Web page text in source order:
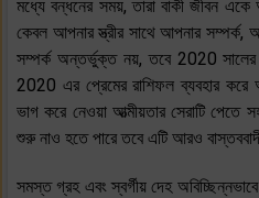
মধ্যে বন্ধনের সময়, তারা বাকী জীবন
কেবল আপনার স্ত্রীর সাথে আপনার সম্পর্ক,
সম্পর্ক অন্তর্ভুক্ত নয়, তবে 2020
2020 এর প্রেমের রাশিফল ​​ব্যবহার করে
ভাগ করে নেওয়া আত্মীয়তার সেরাটি পেতে
শুরু নাও হতে পারে তবে এটি আরও
সমস্ত গ্রহ এবং স্বর্গীয় দেহ